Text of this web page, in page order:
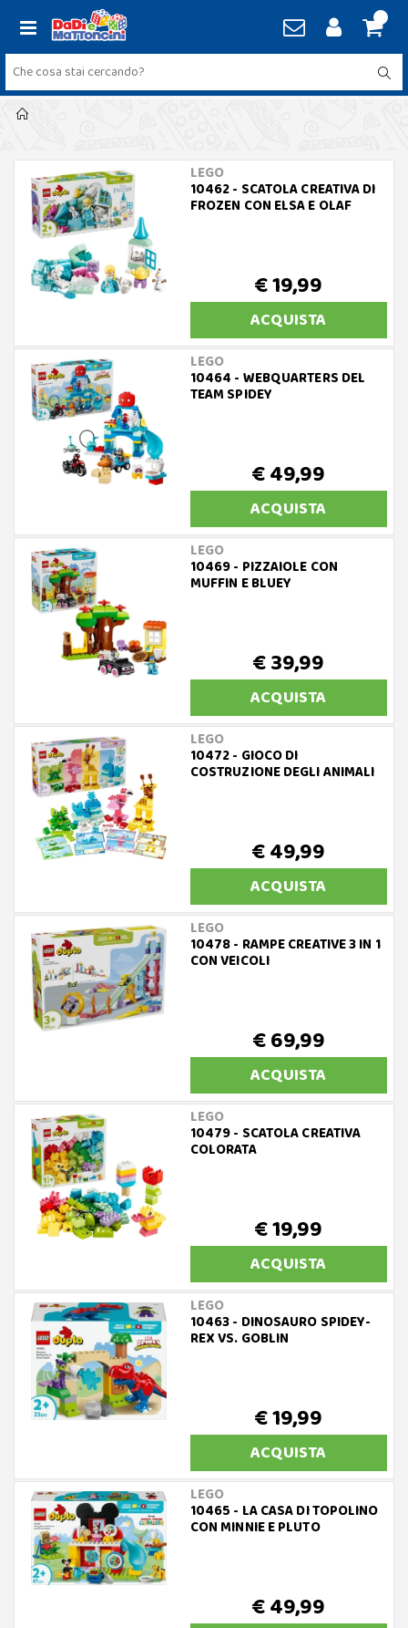
LEGO
10462 - SCATOLA CREATIVA DI
FROZEN CON ELSA E OLAF
€ 19,99
ACQUISTA
LEGO
10464 - WEBQUARTERS DEL
TEAM SPIDEY
€ 49,99
ACQUISTA
LEGO
10469 - PIZZAIOLE CON
MUFFIN E BLUEY
€ 39,99
ACQUISTA
LEGO
10472 - GIOCO DI
COSTRUZIONE DEGLI ANIMALI
€ 49,99
ACQUISTA
LEGO
10478 - RAMPE CREATIVE 3 IN 1
CON VEICOLI
€ 69,99
ACQUISTA
LEGO
10479 - SCATOLA CREATIVA
COLORATA
€ 19,99
ACQUISTA
LEGO
10463 - DINOSAURO SPIDEY-
REX VS. GOBLIN
€ 19,99
ACQUISTA
LEGO
10465 - LA CASA DI TOPOLINO
CON MINNIE E PLUTO
€ 49,99